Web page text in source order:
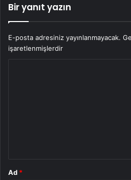
Bir yanıt yazın
E-posta adresiniz yayınlanmayacak.
işaretlenmişlerdir
Ad *